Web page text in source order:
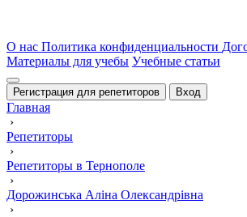
О нас Политика конфиденциальности
Материалы для учебы Учебные статьи
Регистрация для репетиторов Вход
Главная
›
Репетиторы
›
Репетиторы в Тернополе
›
Дорожинська Аліна Олександрівна
›